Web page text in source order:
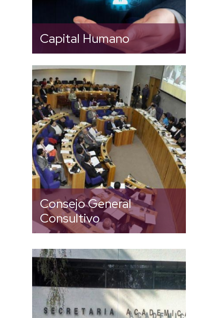
Capital Humano
Consejo General
Consultivo
Consulta los videos de las
Sesiones Ordinarias y
Extraordinarias del CGC del
Instituto.
¿Quieres saber más acerca de
los programas institucionales,
avisos, eventos y licencias que
tenemos para ti? Visítanos.